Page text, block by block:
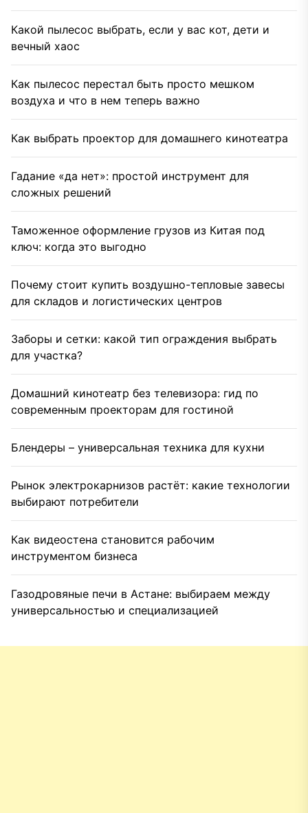
Какой пылесос выбрать, если у вас кот, дети и
вечный хаос
Как пылесос перестал быть просто мешком
воздуха и что в нем теперь важно
Как выбрать проектор для домашнего кинотеатра
Гадание «да нет»: простой инструмент для
сложных решений
Таможенное оформление грузов из Китая под
ключ: когда это выгодно
Почему стоит купить воздушно-тепловые завесы
для складов и логистических центров
Заборы и сетки: какой тип ограждения выбрать
для участка?
Домашний кинотеатр без телевизора: гид по
современным проекторам для гостиной
Блендеры – универсальная техника для кухни
Рынок электрокарнизов растёт: какие технологии
выбирают потребители
Как видеостена становится рабочим
инструментом бизнеса
Газодровяные печи в Астане: выбираем между
универсальностью и специализацией